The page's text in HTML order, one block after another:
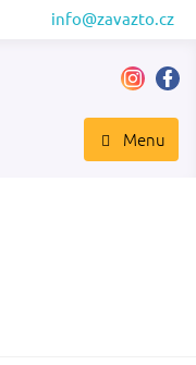
info@zavazto.cz